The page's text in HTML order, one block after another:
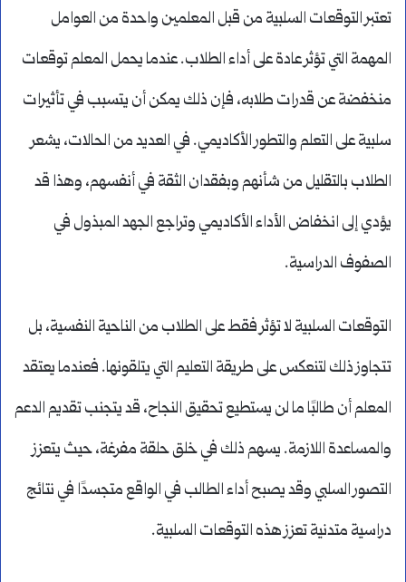
تعتبر التوقعات السلبية من قبل المعلمين واحدة من العوامل
المهمة التي تؤثر عادة على أداء الطلاب. عندما يحمل المعلم توقعات
منخفضة عن قدرات طلابه، فإن ذلك يمكن أن يتسبب في تأثيرات
سلبية على التعلم والتطور الأكاديمي. في العديد من الحالات، يشعر
الطلاب بالتقليل من شأنهم وبفقدان الثقة في أنفسهم، وهذا قد
يؤدي إلى انخفاض الأداء الأكاديمي وتراجع الجهد المبذول في
الصفوف الدراسية.
التوقعات السلبية لا تؤثر فقط على الطلاب من الناحية النفسية، بل
تتجاوز ذلك لتنعكس على طريقة التعليم التي يتلقونها. فعندما يعتقد
المعلم أن طالبًا ما لن يستطيع تحقيق النجاح، قد يتجنب تقديم الدعم
والمساعدة اللازمة. يسهم ذلك في خلق حلقة مفرغة، حيث يتعزز
التصور السلبي وقد يصبح أداء الطالب في الواقع متجسدًا في نتائج
دراسية متدنية تعزز هذه التوقعات السلبية.